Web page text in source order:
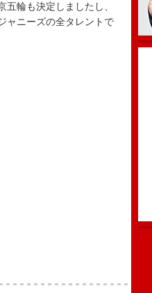
輪も決定しましたし、
ャニーズの全タレントで